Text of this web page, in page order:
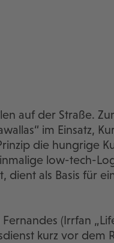
auf der Straße.
im Einsatz,
die hungrige
low-tech-
dient als Basis für
(Irrfan
kurz vor dem